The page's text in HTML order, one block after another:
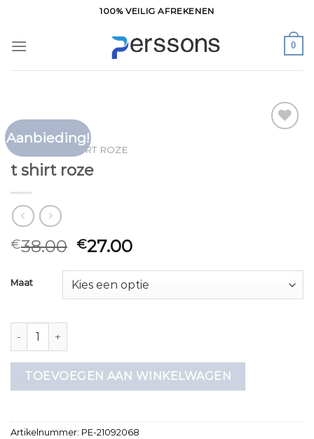
inhoud
100% VEILIG AFREKENEN
0
Aanbieding!
HOME T SHIRT ROZE
t shirt roze
€38.00 €27.00
Maat
t shirt roze aantal
TOEVOEGEN AAN WINKELWAGEN
Artikelnummer: PE-21092068